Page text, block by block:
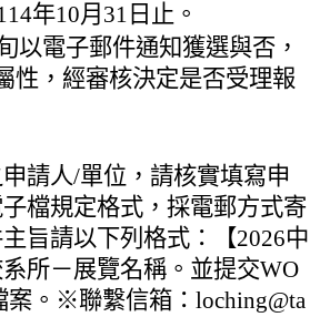
年10月31日止。
以電子郵件通知獲選與否，
性，經審核決定是否受理報
請人/單位，請核實填寫申
檔規定格式，採電郵方式寄
旨請以下列格式：【2026中
所－展覽名稱。並提交WO
案。※聯繫信箱：loching@ta